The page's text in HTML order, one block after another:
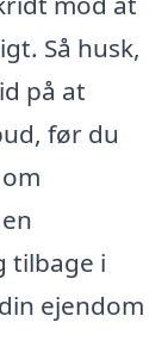
Så husk,
på at
før du
tilbage i
ejendom